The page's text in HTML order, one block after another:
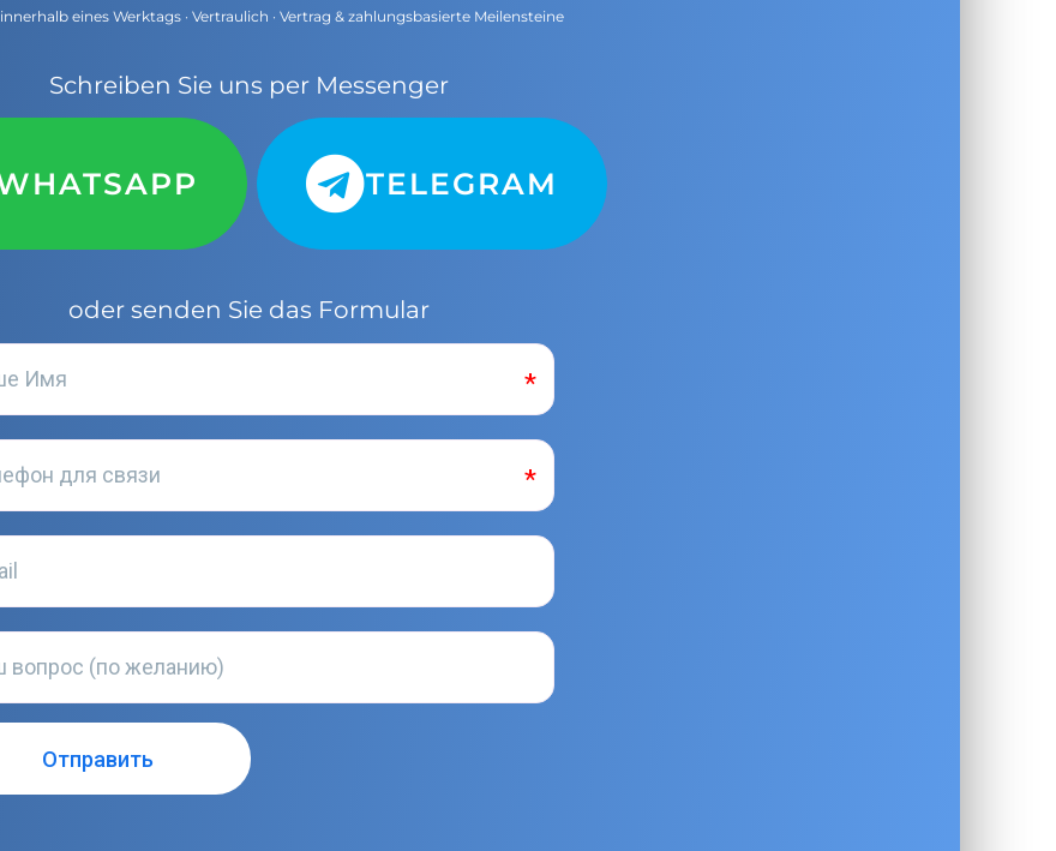
eines Werktags · Vertraulich · Vertrag & zahlungsbasierte Meilensteine
Schreiben Sie uns per Messenger
TELEGRAM
oder senden Sie das Formular